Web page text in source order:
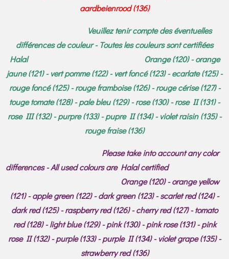
aardbeienrood (136)
Veuillez tenir compte des éventuelles
différences de couleur - Toutes les couleurs sont certifiées
Halal Orange (120) - orange
jaune (121) - vert pomme (122) - vert foncé (123) - ecarlate (125) -
rouge foncé (125) - rouge framboise (126) - rouge cérise (127) -
touge tomate (128) - pale bleu (129) - rose (130) - rose II (131) -
rose III (132) - purpre (133) - pupre II (134) - violet raisin (135) -
rouge fraise (136)
Please take into account any color
differences - All used colours are Halal certified
Orange (120) - orange yellow
(121) - apple green (122) - dark green (123) - scarlet red (124) -
dark red (125) - raspberry red (126) - cherry red (127) - tomato
red (128) - light blue (129) - pink (130) - pink rose (131) - pink
rose II (132) - purple (133) - purple II (134) - violet grape (135) -
strawberry red (136)